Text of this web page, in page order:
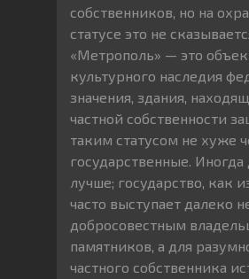
собственников, но на
статусе это не
«Метрополь» — это
культурного наследия
значения, здания,
частной собственности
таким статусом не хуже
государственные.
лучше; государство, как
часто выступает далеко
добросовестным
памятников, а для
частного собственника